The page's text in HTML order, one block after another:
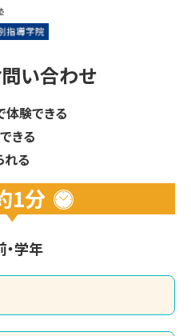
い合わせ
験できる
きる
れる
1分
学年